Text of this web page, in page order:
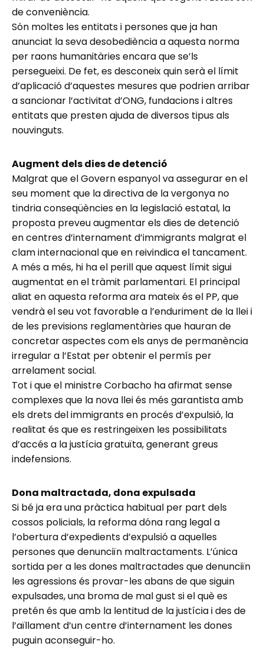
de conveniència.
Són moltes les entitats i persones que ja han
anunciat la seva desobediència a aquesta norma
per raons humanitàries encara que se’ls
persegueixi. De fet, es desconeix quin serà el límit
d’aplicació d’aquestes mesures que podrien arribar
a sancionar l’activitat d’ONG, fundacions i altres
entitats que presten ajuda de diversos tipus als
nouvinguts.
Augment dels dies de detenció
Malgrat que el Govern espanyol va assegurar en el
seu moment que la directiva de la vergonya no
tindria conseqüències en la legislació estatal, la
proposta preveu augmentar els dies de detenció
en centres d’internament d’immigrants malgrat el
clam internacional que en reivindica el tancament.
A més a més, hi ha el perill que aquest límit sigui
augmentat en el tràmit parlamentari. El principal
aliat en aquesta reforma ara mateix és el PP, que
vendrà el seu vot favorable a l’enduriment de la llei i
de les previsions reglamentàries que hauran de
concretar aspectes com els anys de permanència
irregular a l’Estat per obtenir el permís per
arrelament social.
Tot i que el ministre Corbacho ha afirmat sense
complexes que la nova llei és més garantista amb
els drets del immigrants en procés d’expulsió, la
realitat és que es restringeixen les possibilitats
d’accés a la justícia gratuïta, generant greus
indefensions.
Dona maltractada, dona expulsada
Si bé ja era una pràctica habitual per part dels
cossos policials, la reforma dóna rang legal a
l’obertura d’expedients d’expulsió a aquelles
persones que denunciïn maltractaments. L’única
sortida per a les dones maltractades que denunciïn
les agressions és provar-les abans de que siguin
expulsades, una broma de mal gust si el què es
pretén és que amb la lentitud de la justícia i des de
l’aïllament d’un centre d’internament les dones
puguin aconseguir-ho.